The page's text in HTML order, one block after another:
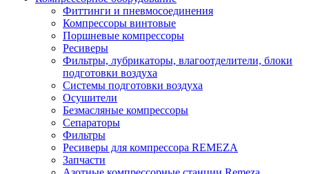
Фиттинги и пневмосоединения
Компрессоры винтовые
Поршневые компрессоры
Ресиверы
Фильтры, лубрикаторы, влагоотделители, блоки
подготовки воздуха
Системы подготовки воздуха
Осушители
Безмасляные компрессоры
Сепараторы
Фильтры
Ресиверы для компрессора REMEZA
Запчасти